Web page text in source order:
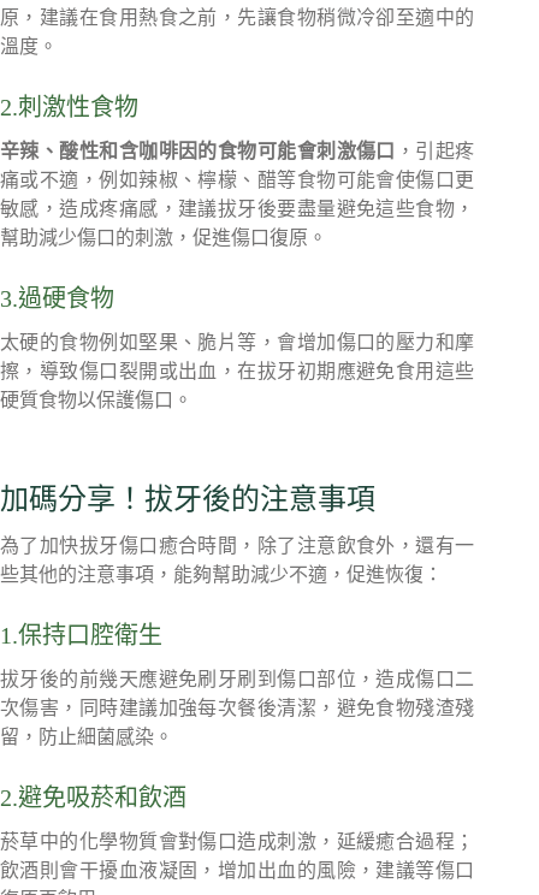
原，建議在食用熱食之前，先讓食物稍微冷卻至適中的
溫度。
2.刺激性食物
辛辣、酸性和含咖啡因的食物可能會刺激傷口 ，引起疼
痛或不適，例如辣椒、檸檬、醋等食物可能會使傷口更
敏感，造成疼痛感，建議拔牙後要盡量避免這些食物，
幫助減少傷口的刺激，促進傷口復原。
3.過硬食物
太硬的食物例如堅果、脆片等，會增加傷口的壓力和摩
擦，導致傷口裂開或出血，在拔牙初期應避免食用這些
硬質食物以保護傷口。
加碼分享！拔牙後的注意事項
為了加快拔牙傷口癒合時間，除了注意飲食外，還有一
些其他的注意事項，能夠幫助減少不適，促進恢復：
1.保持口腔衛生
拔牙後的前幾天應避免刷牙刷到傷口部位，造成傷口二
次傷害，同時建議加強每次餐後清潔，避免食物殘渣殘
留，防止細菌感染。
2.避免吸菸和飲酒
菸草中的化學物質會對傷口造成刺激，延緩癒合過程；
飲酒則會干擾血液凝固，增加出血的風險，建議等傷口